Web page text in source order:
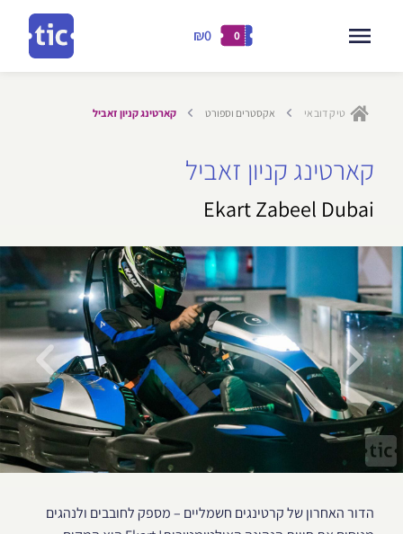
0
₪0
טיק דובאי אקסטרים וספורט קארטינג קניון זאביל
קארטינג קניון זאביל
Ekart Zabeel Dubai
הדור האחרון של קרטינגים חשמליים – מספק לחובבים ולנהגים